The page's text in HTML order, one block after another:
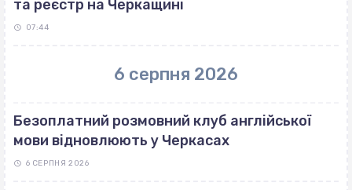
та реєстр на Черкащині
07:44
6 серпня 2026
Безоплатний розмовний клуб англійської
мови відновлюють у Черкасах
6 СЕРПНЯ 2026